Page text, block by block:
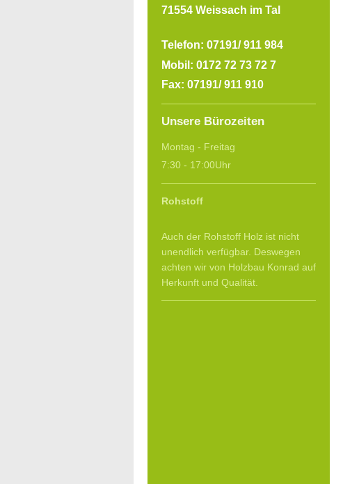
71554 Weissach im Tal
Telefon: 07191/ 911 984
Mobil: 0172 72 73 72 7
Fax: 07191/ 911 910
Unsere Bürozeiten
Montag - Freitag
7:30 - 17:00Uhr
Rohstoff
Auch der Rohstoff Holz ist nicht
unendlich verfügbar. Deswegen
achten wir von Holzbau Konrad auf
Herkunft und Qualität.